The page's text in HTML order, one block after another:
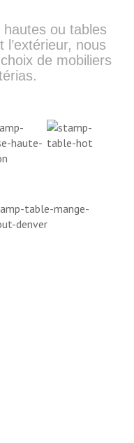
hautes ou tables
l’extérieur, nous
de mobiliers